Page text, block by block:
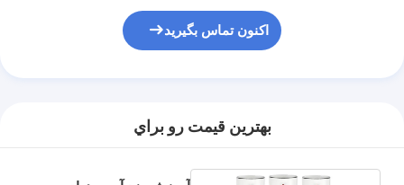
اکنون تماس بگیرید
بهترين قيمت رو براي